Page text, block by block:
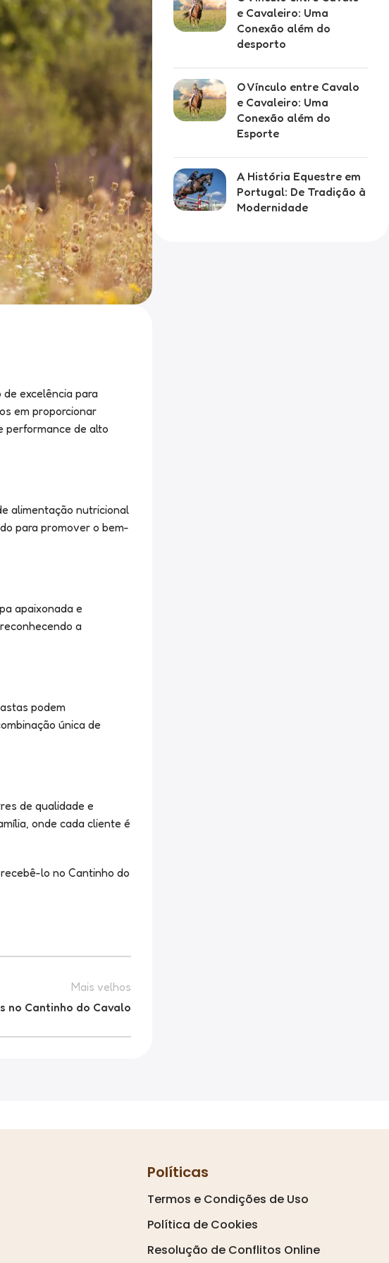
excelência para
em proporcionar
performance de alto
alimentação nutricional
para promover o bem-
apaixonada e
a
podem
única de
de qualidade e
onde cada cliente é
lo no Cantinho do
Mais velhos
no Cantinho do Cavalo
e Cavaleiro: Uma
Conexão além do
desporto
O Vínculo entre Cavalo
e Cavaleiro: Uma
Conexão além do
Esporte
A História Equestre em
Portugal: De Tradição à
Modernidade
Políticas
Termos e Condições de Uso
Política de Cookies
Resolução de Conflitos Online